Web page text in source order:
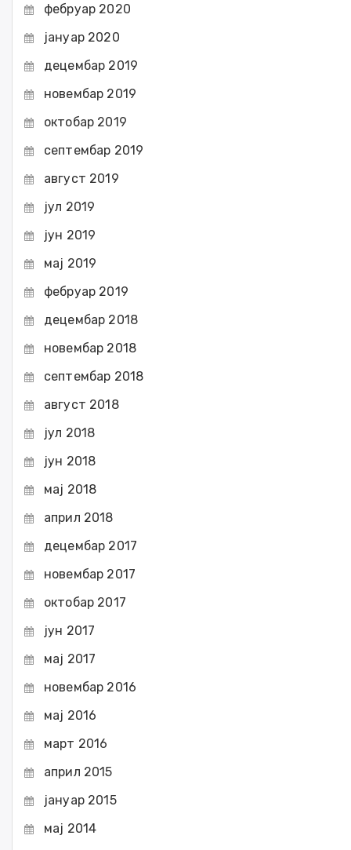
фебруар 2020
јануар 2020
децембар 2019
новембар 2019
октобар 2019
септембар 2019
август 2019
јул 2019
јун 2019
мај 2019
фебруар 2019
децембар 2018
новембар 2018
септембар 2018
август 2018
јул 2018
јун 2018
мај 2018
април 2018
децембар 2017
новембар 2017
октобар 2017
јун 2017
мај 2017
новембар 2016
мај 2016
март 2016
април 2015
јануар 2015
мај 2014